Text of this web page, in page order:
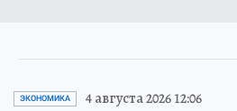
ЭКОНОМИКА 4 августа 2026 12:06